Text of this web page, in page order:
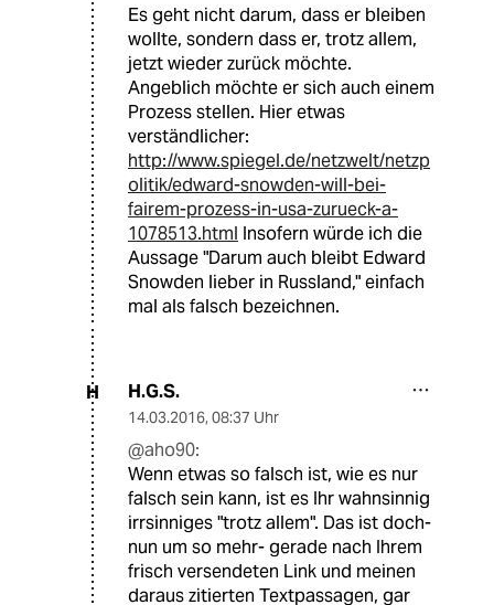
Es geht nicht darum, dass er bleiben
wollte, sondern dass er, trotz allem,
jetzt wieder zurück möchte.
Angeblich möchte er sich auch einem
Prozess stellen. Hier etwas
verständlicher:
http://www.spiegel.de/netzwelt/netzp
olitik/edward-snowden-will-bei-
fairem-prozess-in-usa-zurueck-a-
1078513.html Insofern würde ich die
Aussage "Darum auch bleibt Edward
Snowden lieber in Russland," einfach
mal als falsch bezeichnen.
H H.G.S.
14.03.2016, 08:37 Uhr
@aho90:
Wenn etwas so falsch ist, wie es nur
falsch sein kann, ist es Ihr wahnsinnig
irrsinniges "trotz allem". Das ist doch-
nun um so mehr- gerade nach Ihrem
frisch versendeten Link und meinen
daraus zitierten Textpassagen, gar